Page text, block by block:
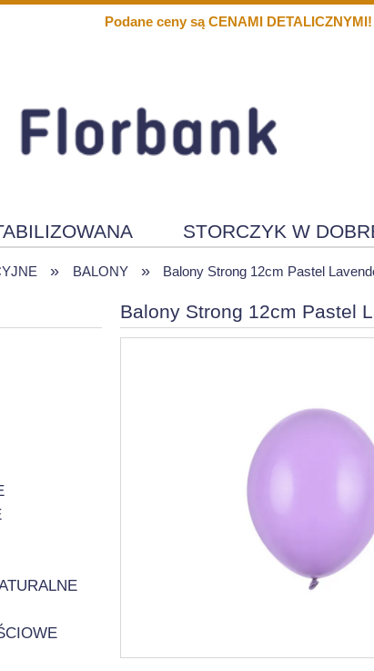
Podane ceny są CENAMI
STORCZYK W
SOLARY Menu
» BALONY » Balony Strong 12cm Pastel
Balony Strong 12cm Pastel